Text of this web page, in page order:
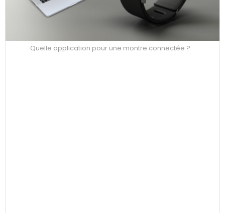
Quelle application pour une montre connectée ?